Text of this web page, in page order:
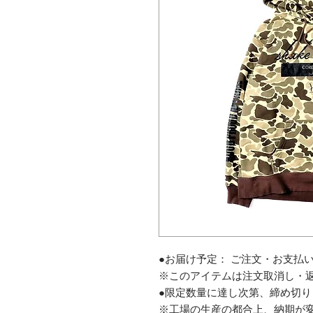
●お届け予定： ご注文・お支払
※このアイテムは注文取消し・
●限定数量に達し次第、締め切
※工場の生産の都合上、納期が